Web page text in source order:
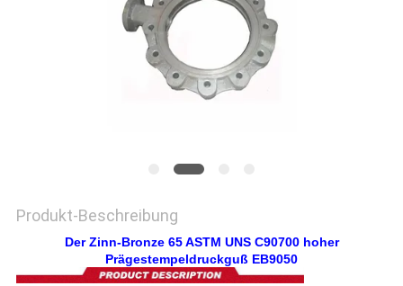
DATENSCHUTZRICHTLINIE
Produkt-Beschreibung
Der Zinn-Bronze 65 ASTM UNS C90700 hoher
Prägestempeldruckguß EB9050